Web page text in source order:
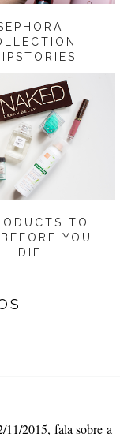
TO
YOU
DIE
2015, fala sobre a